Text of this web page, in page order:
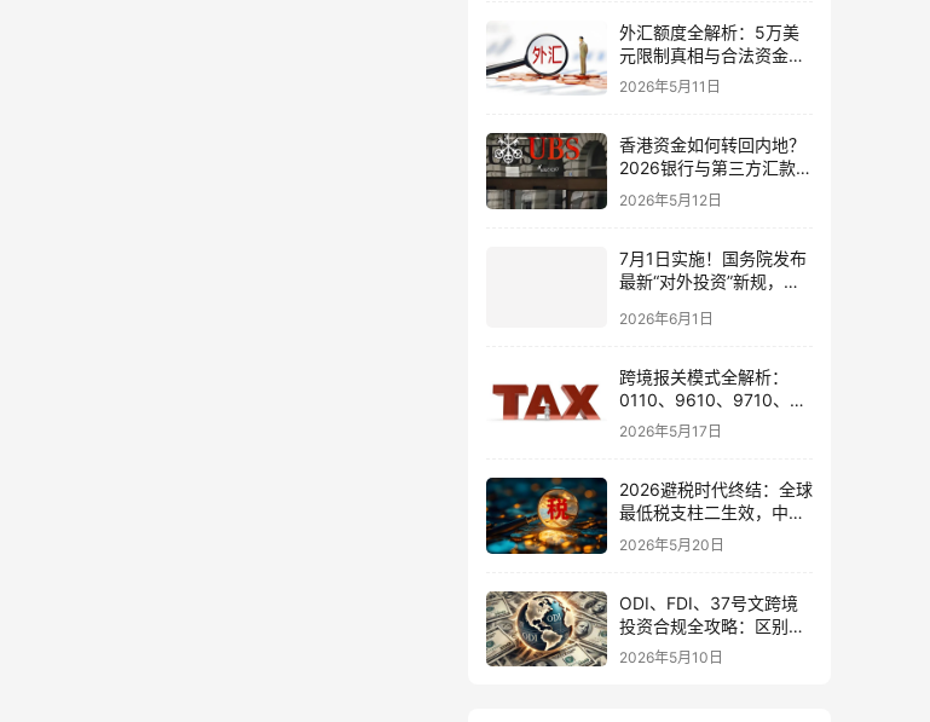
外汇额度全解析：5万美
元限制真相与合法资金出
境通道
2026年5月11日
香港资金如何转回内地？
2026银行与第三方汇款全
攻略
2026年5月12日
7月1日实施！国务院发布
最新“对外投资”新规，炒
会有何影响
2026年6月1日
跨境报关模式全解析：
0110、9610、9710、
9810、1039、1210 的区
2026年5月17日
2026避税时代终结：全球
最低税支柱二生效，中国
企业家海外公司合规3大
2026年5月20日
ODI、FDI、37号文跨境
投资合规全攻略：区别、
备案流程与政策详解（附
2026年5月10日